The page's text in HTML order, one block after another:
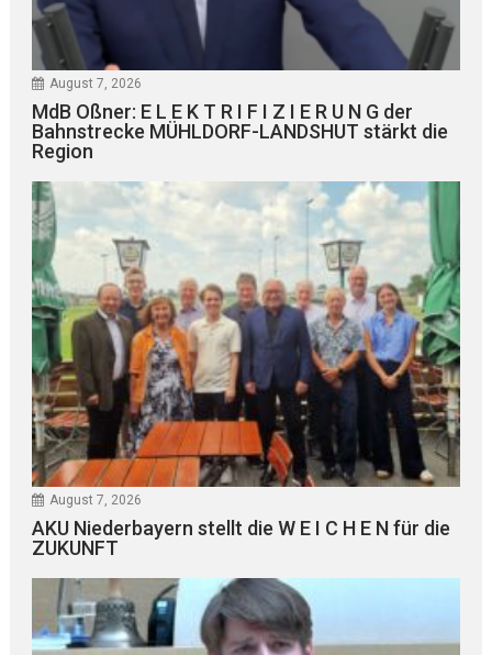
August 7, 2026
MdB Oßner: E L E K T R I F I Z I E R U N G der
Bahnstrecke MÜHLDORF-LANDSHUT stärkt die
Region
August 7, 2026
AKU Niederbayern stellt die W E I C H E N für die
ZUKUNFT